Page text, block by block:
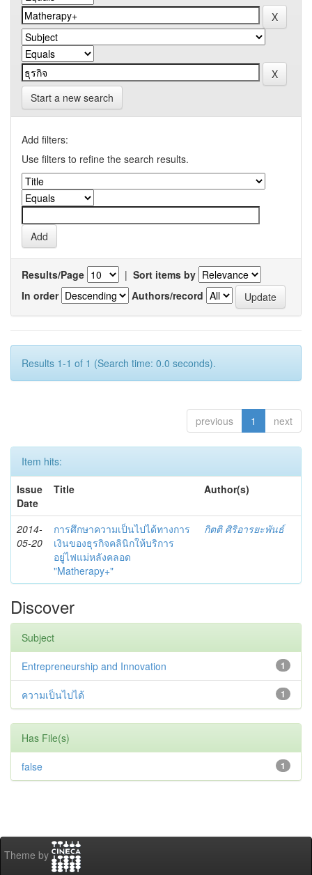
Start a new search
Add filters:
Use filters to refine the search results.
Results/Page | Sort items by
In order
Authors/record
Results 1-1 of 1 (Search time: 0.0 seconds).
previous 1 next
Item hits:
Issue
Date
Title Author(s)
2014-
05-20
การศึกษาความเป็นไปได้ทางการ
เงินของธุรกิจคลินิกให้บริการ
อยู่ไฟแม่หลังคลอด
"Matherapy+"
กิตติ ศิริอารยะพันธ์
Discover
Subject
1
Entrepreneurship and Innovation
1
ความเป็นไปได้
Has File(s)
1
false
Theme by